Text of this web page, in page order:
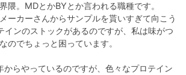
隈。MDとかBYとか言われる職種です。
ーカーさんからサンプルを貰いすぎて向こう
インのストックがあるのですが、私は味がつ
のでちょっと困っています。
らやっているのですが、色々なプロテイン